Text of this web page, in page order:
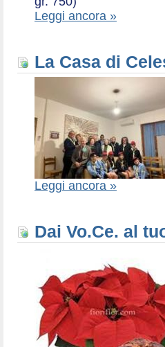
Leggi ancora »
La Casa di
Leggi ancora »
Dai Vo.Ce. al